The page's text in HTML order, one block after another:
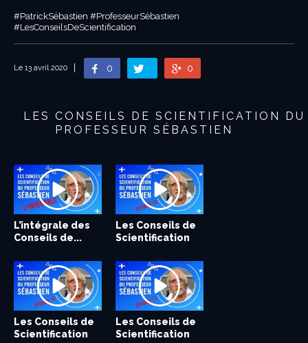
#PatrickSébastien #ProfesseurSébastien
#LesConseilsDeScientification
Le 13 avril 2020 0 0
LES CONSEILS DE SCIENTIFICATION DU
PROFESSEUR SÉBASTIEN
L’intégrale des
Conseils de...
Les Conseils de
Scientification
Les Conseils de
Scientification
Les Conseils de
Scientification
Les Conseils de
Scientification
Les Conseils de
Scientification
Les Conseils de
Scientification
Les Conseils de
Scientification
Les Conseils de
Scientification
Les Conseils de
Scientification